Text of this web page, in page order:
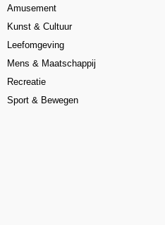
Amusement
Kunst & Cultuur
Leefomgeving
Mens & Maatschappij
Recreatie
Sport & Bewegen